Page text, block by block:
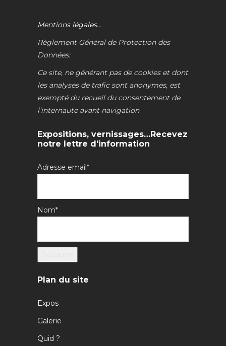
Mentions légales…
Règlement Général de Protection des
Données:
Ce site, ne générant pas de cookies et dont
les analyses de trafic sont anonymes, est
exempté du recueil du consentement de
l’internaute avant navigation
Expositions, vernissages…Recevez
notre lettre d'information
Adresse email*
Nom*
Plan du site
Expos
Galerie
Quid ?